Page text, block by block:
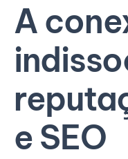
A
e SEO